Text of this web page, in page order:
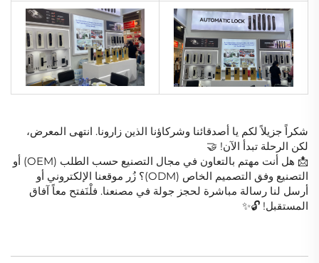
شكراً جزيلاً لكم يا أصدقائنا وشركاؤنا الذين زارونا. انتهى المعرض،
لكن الرحلة تبدأ الآن! 🤝
📩 هل أنت مهتم بالتعاون في مجال التصنيع حسب الطلب (OEM) أو
التصنيع وفق التصميم الخاص (ODM)؟ زُر موقعنا الإلكتروني أو
أرسل لنا رسالة مباشرة لحجز جولة في مصنعنا. فلْنَفتح معاً آفاق
المستقبل! 🔓✨